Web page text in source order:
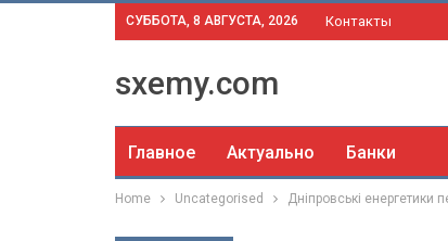
СУББОТА, 8 АВГУСТА, 2026 Контакты
sxemy.com
Главное Актуально Банки
Home Uncategorised Дніпровські